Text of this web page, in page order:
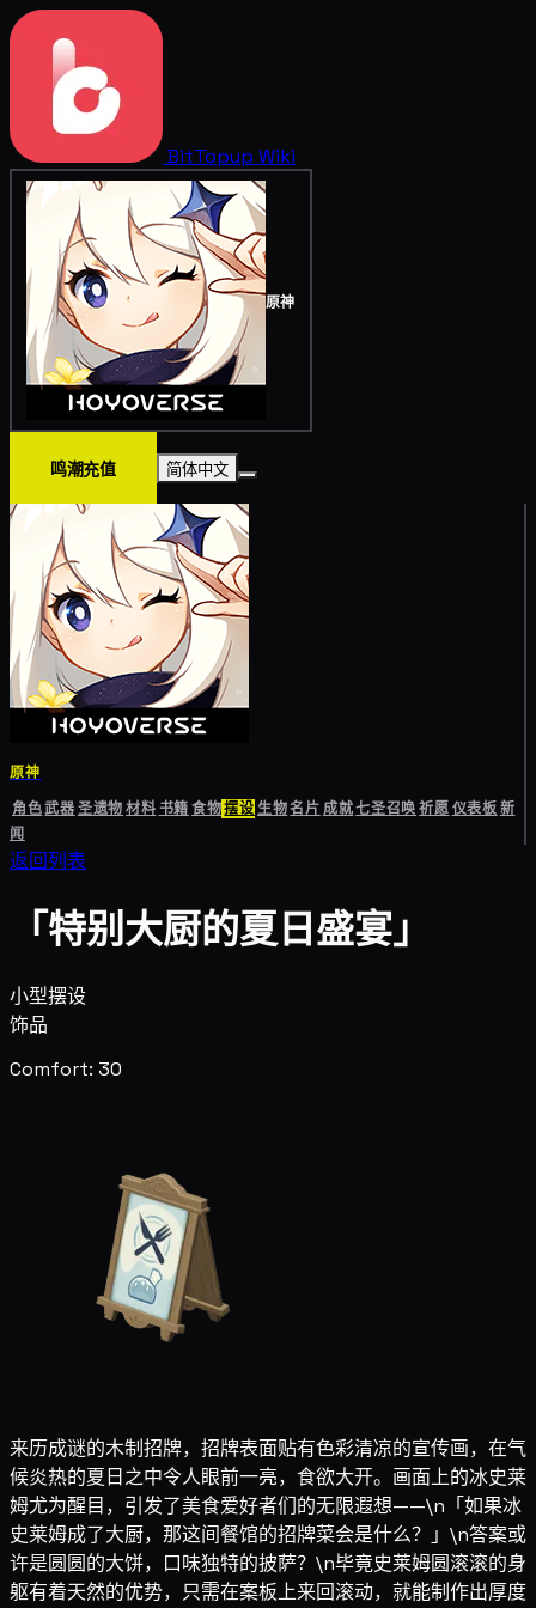
BitTopup Wiki
原神
鸣潮充值 简体中文
原神
角色武器圣遗物材料书籍食物摆设生物名片成就七圣召唤祈愿仪表板新
闻
返回列表
「特别大厨的夏日盛宴」
小型摆设
饰品
Comfort: 30
来历成谜的木制招牌，招牌表面贴有色彩清凉的宣传画，在气
候炎热的夏日之中令人眼前一亮，食欲大开。画面上的冰史莱
姆尤为醒目，引发了美食爱好者们的无限遐想——\n「如果冰
史莱姆成了大厨，那这间餐馆的招牌菜会是什么？」\n答案或
许是圆圆的大饼，口味独特的披萨？\n毕竟史莱姆圆滚滚的身
躯有着天然的优势，只需在案板上来回滚动，就能制作出厚度